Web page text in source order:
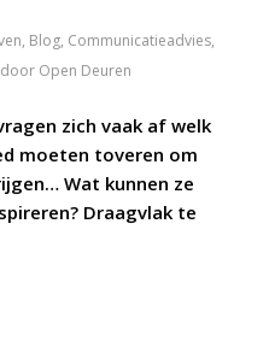
, Blog, Communicatieadvies,
door Open Deuren
zich vaak af welk
moeten toveren om
Wat kunnen ze
Draagvlak te